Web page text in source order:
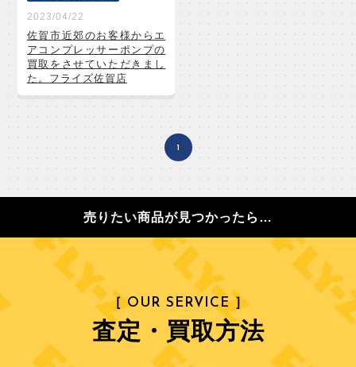
2023/04/22
佐賀市近郊のお客様からエ
アコンプレッサーポンプの
買取をさせていただきまし
た。フライズ佐賀店
1
売りたい商品が見つかったら…
［ OUR SERVICE ］
査定・買取方法